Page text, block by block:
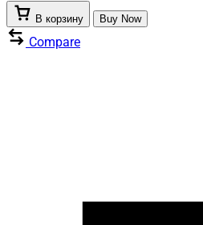
В корзину Buy Now
Compare